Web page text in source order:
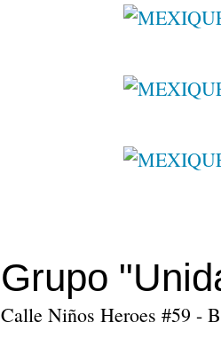
Grupo
Calle Niños Heroes #59 -